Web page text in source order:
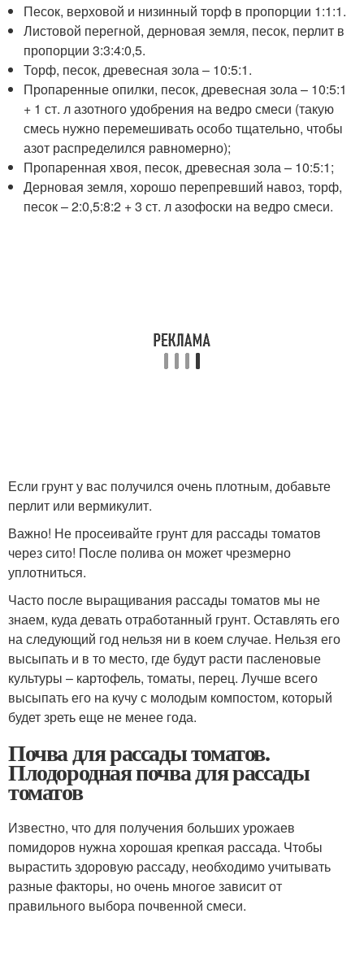
Песок, верховой и низинный торф в пропорции 1:1:1.
Листовой перегной, дерновая земля, песок, перлит в
пропорции 3:3:4:0,5.
Торф, песок, древесная зола – 10:5:1.
Пропаренные опилки, песок, древесная зола – 10:5:1
+ 1 ст. л азотного удобрения на ведро смеси (такую
смесь нужно перемешивать особо тщательно, чтобы
азот распределился равномерно);
Пропаренная хвоя, песок, древесная зола – 10:5:1;
Дерновая земля, хорошо перепревший навоз, торф,
песок – 2:0,5:8:2 + 3 ст. л азофоски на ведро смеси.
Если грунт у вас получился очень плотным, добавьте
перлит или вермикулит.
Важно! Не просеивайте грунт для рассады томатов
через сито! После полива он может чрезмерно
уплотниться.
Часто после выращивания рассады томатов мы не
знаем, куда девать отработанный грунт. Оставлять его
на следующий год нельзя ни в коем случае. Нельзя его
высыпать и в то место, где будут расти пасленовые
культуры – картофель, томаты, перец. Лучше всего
высыпать его на кучу с молодым компостом, который
будет зреть еще не менее года.
Почва для рассады томатов.
Плодородная почва для рассады
томатов
Известно, что для получения больших урожаев
помидоров нужна хорошая крепкая рассада. Чтобы
вырастить здоровую рассаду, необходимо учитывать
разные факторы, но очень многое зависит от
правильного выбора почвенной смеси.